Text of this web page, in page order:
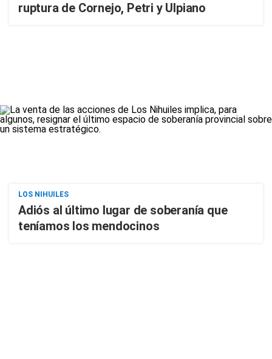
ruptura de Cornejo, Petri y Ulpiano
LOS NIHUILES
Adiós al último lugar de soberanía que
teníamos los mendocinos